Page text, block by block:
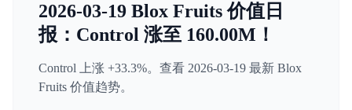
2026-03-19 Blox Fruits 价值日
报：Control 涨至 160.00M！
Control 上涨 +33.3%。查看 2026-03-19 最新 Blox
Fruits 价值趋势。